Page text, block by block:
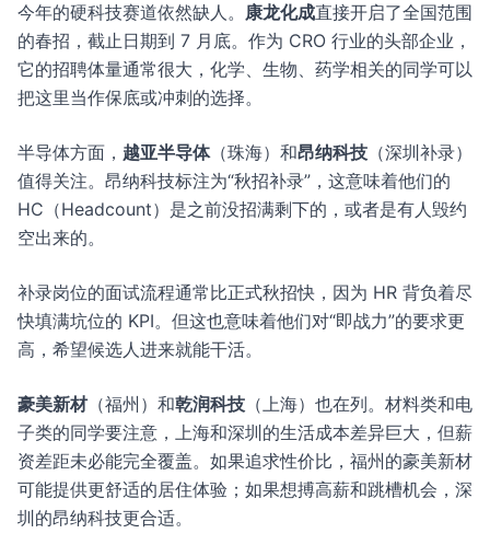
今年的硬科技赛道依然缺人。 康龙化成直接开启了全国范围
的春招，截止日期到 7 月底。作为 CRO 行业的头部企业，
它的招聘体量通常很大，化学、生物、药学相关的同学可以
把这里当作保底或冲刺的选择。
半导体方面， 越亚半导体（珠海）和昂纳科技 （深圳补录）
值得关注。昂纳科技标注为“秋招补录”，这意味着他们的
HC（Headcount）是之前没招满剩下的，或者是有人毁约
空出来的。
补录岗位的面试流程通常比正式秋招快，因为 HR 背负着尽
快填满坑位的 KPI。但这也意味着他们对“即战力”的要求更
高，希望候选人进来就能干活。
豪美新材（福州）和乾润科技 （上海）也在列。材料类和电
子类的同学要注意，上海和深圳的生活成本差异巨大，但薪
资差距未必能完全覆盖。如果追求性价比，福州的豪美新材
可能提供更舒适的居住体验；如果想搏高薪和跳槽机会，深
圳的昂纳科技更合适。